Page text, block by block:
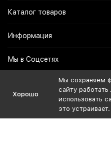
Каталог товаров
Информация
Мы в Соцсетях
Политика персональных данных
Хорошо
Мы сохраняем
сайту
использовать
это устраивает.